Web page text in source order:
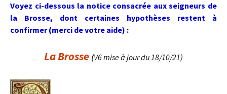
Voyez ci-dessous la notice consacrée aux seigneurs de
la Brosse, dont certaines hypothèses restent à
confirmer (merci de votre aide) :
La Brosse (V6 mise à jour du 18/10/21)